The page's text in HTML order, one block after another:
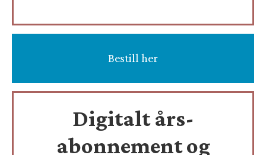
Bestill her
Digitalt års-
abonnement og